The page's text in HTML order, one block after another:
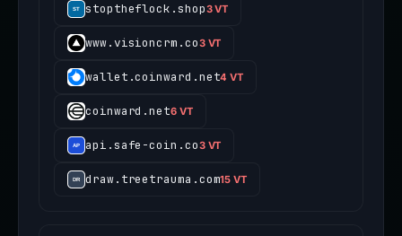
stoptheflock.shop3 VT
www.visioncrm.co3 VT
wallet.coinward.net4 VT
coinward.net6 VT
api.safe-coin.co3 VT
draw.treetrauma.com15 VT